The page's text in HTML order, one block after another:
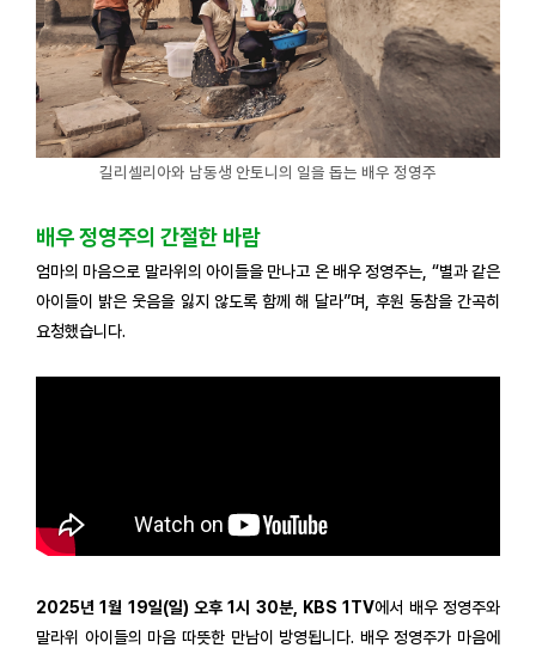
길리셀리아와 남동생 안토니의 일을 돕는 배우 정영주
배우 정영주의 간절한 바람
엄마의 마음으로 말라위의 아이들을 만나고 온 배우 정영주는, “별과 같은
아이들이 밝은 웃음을 잃지 않도록 함께 해 달라”며, 후원 동참을 간곡히
요청했습니다.
2025년 1월 19일(일) 오후 1시 30분, KBS 1TV에서 배우 정영주와
말라위 아이들의 마음 따뜻한 만남이 방영됩니다. 배우 정영주가 마음에